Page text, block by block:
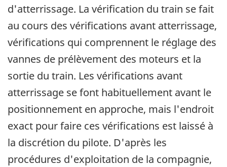
d'atterrissage. La vérification du train se fait
au cours des vérifications avant atterrissage,
vérifications qui comprennent le réglage des
vannes de prélèvement des moteurs et la
sortie du train. Les vérifications avant
atterrissage se font habituellement avant le
positionnement en approche, mais l'endroit
exact pour faire ces vérifications est laissé à
la discrétion du pilote. D'après les
procédures d'exploitation de la compagnie,